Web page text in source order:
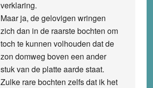
verklaring.
Maar ja, de gelovigen wringen
zich dan in de raarste bochten om
toch te kunnen volhouden dat de
zon domweg boven een ander
stuk van de platte aarde staat.
Zulke rare bochten zelfs dat ik het